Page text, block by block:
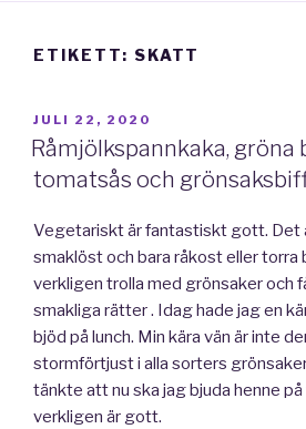
ETIKETT: SKATT
PUBLICERAT
JULI 22, 2020
Råmjölkspannkaka, gröna
tomatsås och
Vegetariskt är fantastiskt gott. Det
smaklöst och bara råkost eller torra
verkligen trolla med grönsaker och
smakliga rätter . Idag hade jag en
bjöd på lunch. Min kära vän är inte
stormförtjust i alla sorters
tänkte att nu ska jag bjuda henne
verkligen är gott.